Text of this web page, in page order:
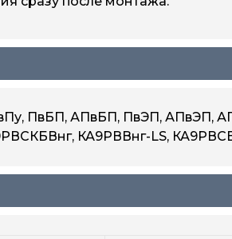
ПвБП, АПвБП, ПвЭП, АПвЭП,
КА9РВВнг-LS,